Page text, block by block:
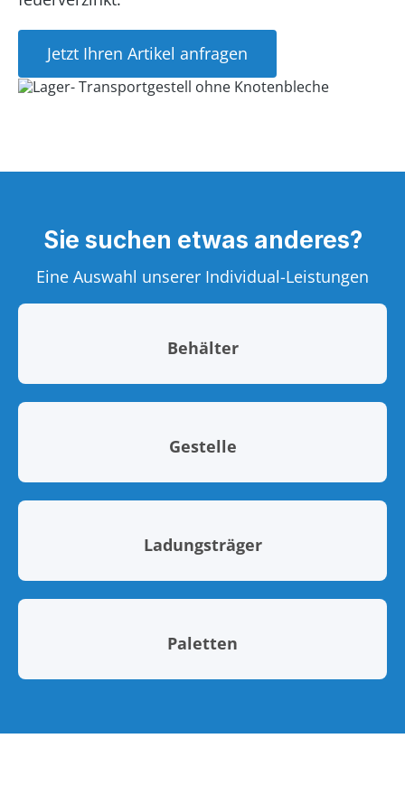
Jetzt Ihren Artikel anfragen
Sie suchen etwas anderes?
Eine Auswahl unserer Individual-Leistungen
Behälter
Gestelle
Ladungsträger
Paletten